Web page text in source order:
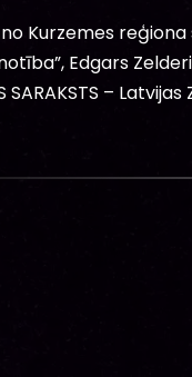
Kurzemes
Edgars
SARAKSTS –